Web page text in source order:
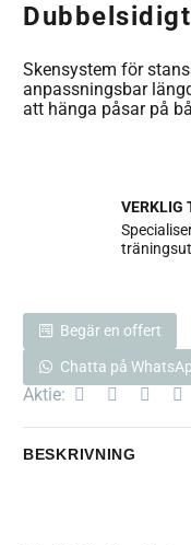
Skensystem för
anpassningsbar
att hänga påsar på
VERKLIG
Begär en offert
Chatta på
Aktie:
BESKRIVNING